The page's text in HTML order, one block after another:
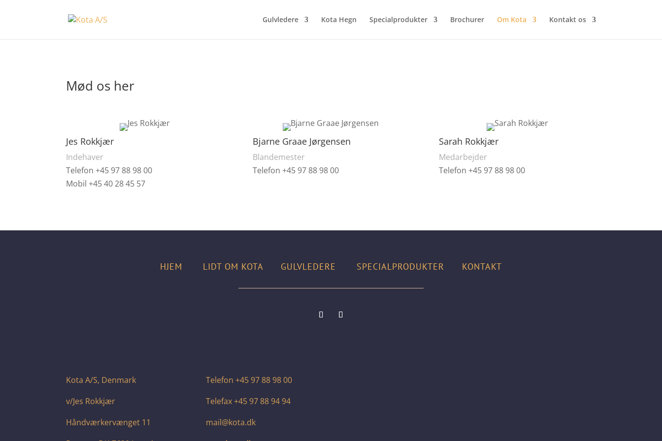
Gulvledere Kota Hegn Specialprodukter Brochurer Om Kota Kontakt os
Mød os her
Jes Rokkjær
Indehaver
Telefon +45 97 88 98 00
Mobil +45 40 28 45 57
Bjarne Graae Jørgensen
Blandemester
Telefon +45 97 88 98 00
Sarah Rokkjær
Medarbejder
Telefon +45 97 88 98 00
HJEM LIDT OM KOTA GULVLEDERE SPECIALPRODUKTER KONTAKT
Kota A/S, Denmark
v/Jes Rokkjær
Håndværkervænget 11
Telefon +45 97 88 98 00
Telefax +45 97 88 94 94
mail@kota.dk